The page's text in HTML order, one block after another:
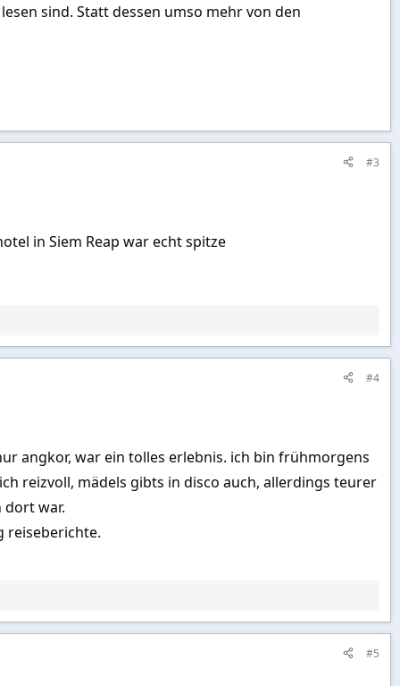
sind. Statt dessen umso mehr von den
#3
in Siem Reap war echt spitze
#4
angkor, war ein tolles erlebnis. ich bin frühmorgens
reizvoll, mädels gibts in disco auch, allerdings teurer
dort war.
reiseberichte.
#5